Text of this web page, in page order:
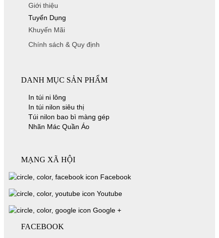
Giới thiệu
Tuyển Dụng
Khuyến Mãi
Chính sách & Quy định
DANH MỤC SẢN PHẨM
In túi ni lông
In túi nilon siêu thị
Túi nilon bao bì màng gép
Nhãn Mác Quần Áo
MẠNG XÃ HỘI
Facebook
Youtube
Google +
FACEBOOK